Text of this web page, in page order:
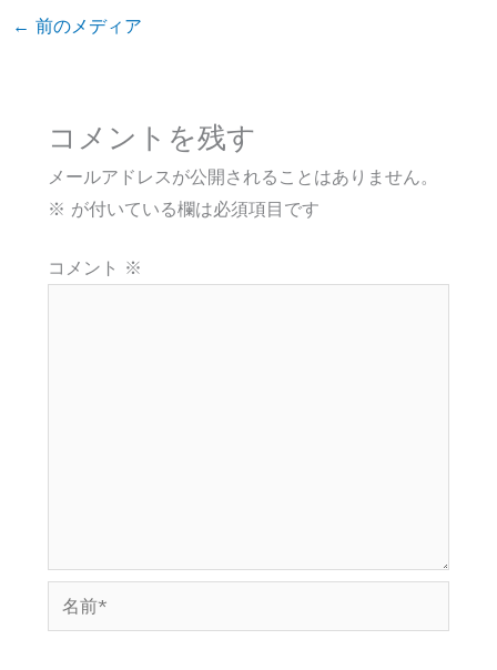
← 前のメディア
コメントを残す
メールアドレスが公開されることはありません。
※ が付いている欄は必須項目です
コメント ※
前